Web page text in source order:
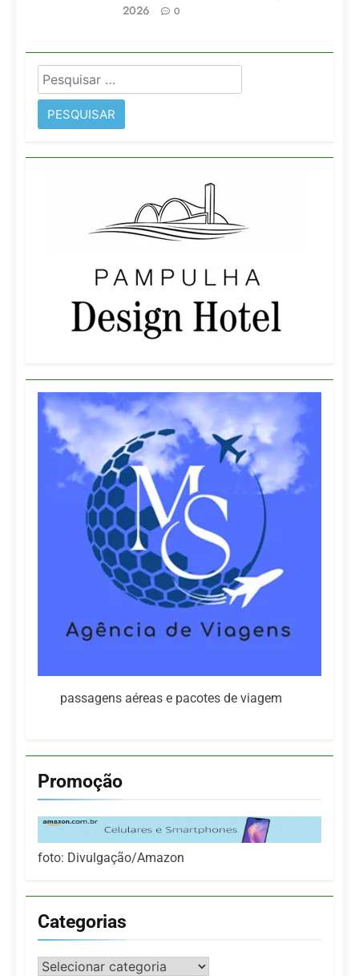
2026
0
Pesquisar
por:
passagens aéreas e pacotes de viagem
Promoção
foto: Divulgação/Amazon
Categorias
Categorias